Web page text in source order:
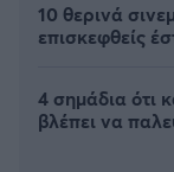
10 θερινά
επισκεφθείς
4 σημάδια ότι
βλέπει να